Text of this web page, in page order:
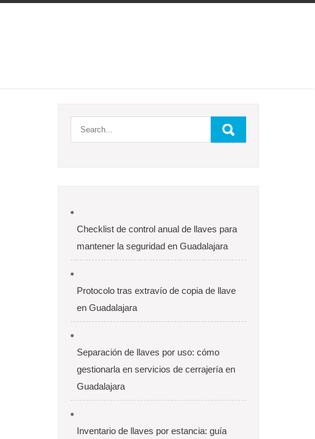
Checklist de control anual de llaves para
mantener la seguridad en Guadalajara
Protocolo tras extravío de copia de llave
en Guadalajara
Separación de llaves por uso: cómo
gestionarla en servicios de cerrajería en
Guadalajara
Inventario de llaves por estancia: guía